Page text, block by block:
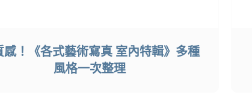
感！《各式藝術寫真 室內特輯》多種
風格一次整理